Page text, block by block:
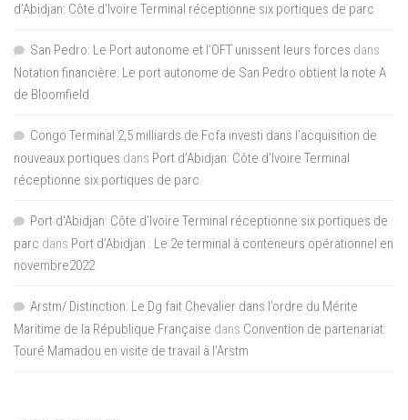
d’Abidjan: Côte d’Ivoire Terminal réceptionne six portiques de parc
San Pedro: Le Port autonome et l’OFT unissent leurs forces dans
Notation financière: Le port autonome de San Pedro obtient la note A
de Bloomfield
Congo Terminal 2,5 milliards de Fcfa investi dans l’acquisition de
nouveaux portiques dans Port d’Abidjan: Côte d’Ivoire Terminal
réceptionne six portiques de parc
Port d'Abidjan: Côte d’Ivoire Terminal réceptionne six portiques de
parc dans Port d’Abidjan : Le 2e terminal à conteneurs opérationnel en
novembre2022
Arstm/ Distinction: Le Dg fait Chevalier dans l’ordre du Mérite
Maritime de la République Française dans Convention de partenariat:
Touré Mamadou en visite de travail à l’Arstm